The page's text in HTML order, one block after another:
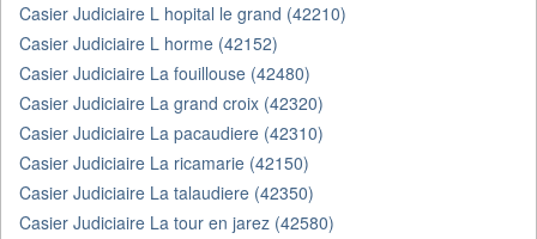
Casier Judiciaire L hopital le grand (42210)
Casier Judiciaire L horme (42152)
Casier Judiciaire La fouillouse (42480)
Casier Judiciaire La grand croix (42320)
Casier Judiciaire La pacaudiere (42310)
Casier Judiciaire La ricamarie (42150)
Casier Judiciaire La talaudiere (42350)
Casier Judiciaire La tour en jarez (42580)